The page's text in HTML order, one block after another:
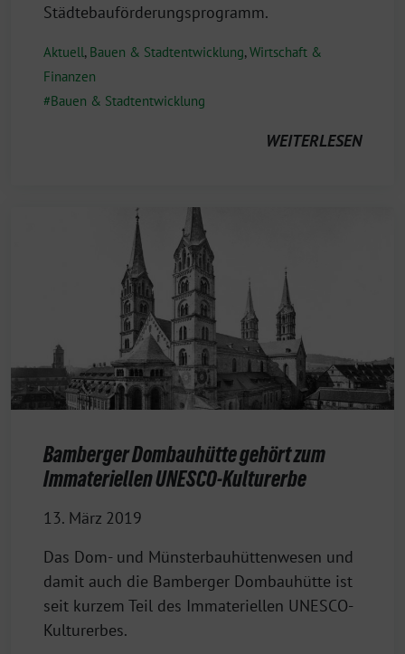
Städtebauförderungsprogramm.
Aktuell, Bauen & Stadtentwicklung,Wirtschaft &
Finanzen
Bauen & Stadtentwicklung
WEITERLESEN
Bamberger Dombauhütte gehört zum
Immateriellen UNESCO-Kulturerbe
13. März 2019
Das Dom- und Münsterbauhüttenwesen und
damit auch die Bamberger Dombauhütte ist
seit kurzem Teil des Immateriellen UNESCO-
Kulturerbes.